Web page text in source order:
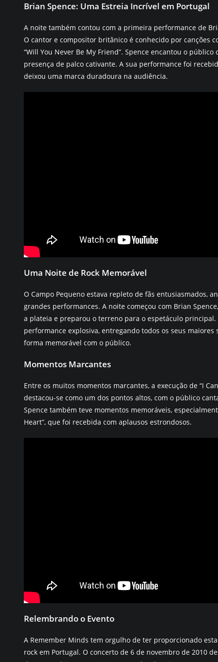
Brian Spence: Uma Estreia Incrível em Portugal
A noite também contou com a primeira performance de
O cantor e compositor britânico é conhecido por canções
“Will You Never Be My Friend”. Spence encantou o público
presença de palco cativante. A sua performance foi
deixou uma marca duradoura na audiência.
Uma Noite de Rock Memorável
O Campo Pequeno estava repleto de fãs entusiasmados,
grandes performances. A noite começou com Brian
a plateia e preparou o terreno para o espetáculo
performance explosiva, entregando todos os seus maiores
forma memorável com o público.
Momentos Marcantes
Entre os muitos momentos marcantes, a execução de “I
destacou-se como um dos pontos altos, com o público
Spence também teve momentos memoráveis,
Heart”, que foi recebida com aplausos estrondosos.
Relembrando o Evento
A Remember Minds tem orgulho de ter proporcionado
rock em Portugal. O concerto de 6 de novembro de 2010